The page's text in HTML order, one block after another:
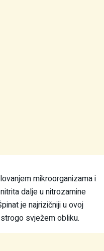
mikroorganizama i
dalje u nitrozamine
je najrizičniji u ovoj
svježem obliku.